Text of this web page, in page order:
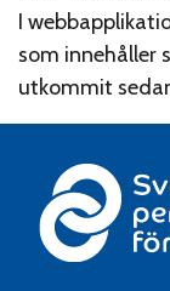
I
som innehåller
utkommit